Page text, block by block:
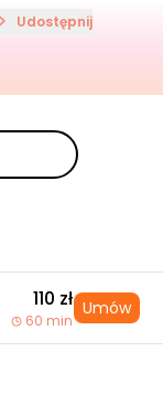
Udostępnij
110 zł
60 min
Umów